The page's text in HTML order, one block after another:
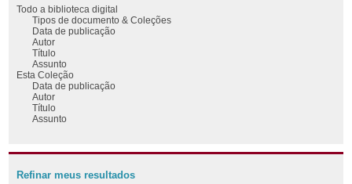
Todo a biblioteca digital
Tipos de documento & Coleções
Data de publicação
Autor
Título
Assunto
Esta Coleção
Data de publicação
Autor
Título
Assunto
Refinar meus resultados